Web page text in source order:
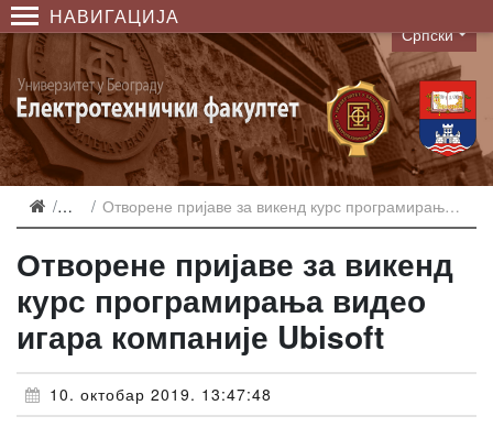
НАВИГАЦИЈА
Language
Српски
ВестиОтворене пријаве за викенд курс програмирања видео игара компаније Ubisoft
Отворене пријаве за викенд
курс програмирања видео
игара компаније Ubisoft
10. октобар 2019. 13:47:48